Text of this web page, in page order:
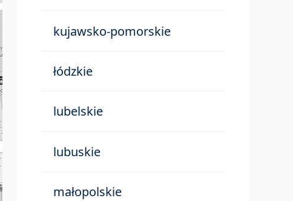
kujawsko-pomorskie
łódzkie
lubelskie
lubuskie
małopolskie